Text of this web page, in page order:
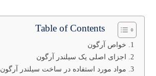
Table of Contents
خواص آرگون
اجزای اصلی یک سیلندر آرگون
مواد مورد استفاده در ساخت سیلندر آرگون